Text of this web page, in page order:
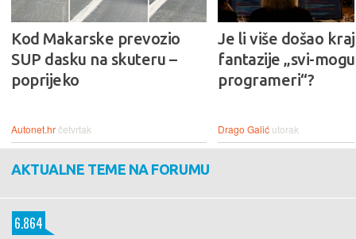
Kod Makarske prevozio
SUP dasku na skuteru –
poprijeko
Autonet.hrčetvrtak
Je li više došao kraj
fantazije „svi-
programeri“?
Drago Galić utorak
AKTUALNE TEME NA FORUMU
6.864